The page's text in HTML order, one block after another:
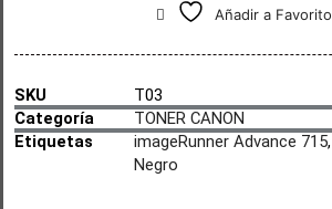
Añadir a
SKU
T03
Categoría
TONER CANON
Etiquetas
imageRunner Advance 715,
Negro